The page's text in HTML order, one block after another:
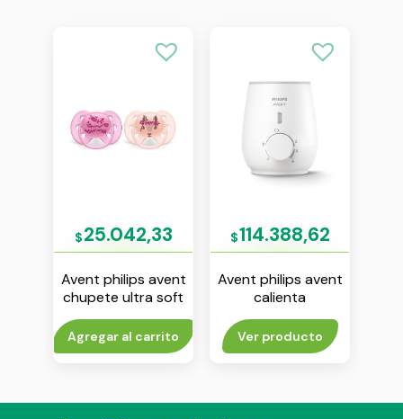
$25.042,33
Avent philips avent
chupete ultra soft
6-18 m nena env x 2
Agregar al carrito
$114.388,62
Avent philips avent
calienta
mamaderas y
papilla
Ver producto